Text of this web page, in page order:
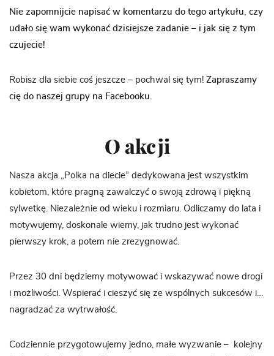
Nie zapomnijcie napisać w komentarzu do tego artykułu, czy
udało się wam wykonać dzisiejsze zadanie – i jak się z tym
czujecie!
Robisz dla siebie coś jeszcze – pochwal się tym! Zapraszamy
cię do naszej grupy na Facebooku.
O akcji
Nasza akcja „Polka na diecie” dedykowana jest wszystkim
kobietom, które pragną zawalczyć o swoją zdrową i piękną
sylwetkę. Niezależnie od wieku i rozmiaru. Odliczamy do lata i
motywujemy, doskonale wiemy, jak trudno jest wykonać
pierwszy krok, a potem nie zrezygnować.
Przez 30 dni będziemy motywować i wskazywać nowe drogi
i możliwości. Wspierać i cieszyć się ze wspólnych sukcesów i…
nagradzać za wytrwałość.
Codziennie przygotowujemy jedno, małe wyzwanie – kolejny